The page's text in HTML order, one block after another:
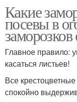
Какие
посевы в
Главное правило:
касаться листьев!
Все
спокойно